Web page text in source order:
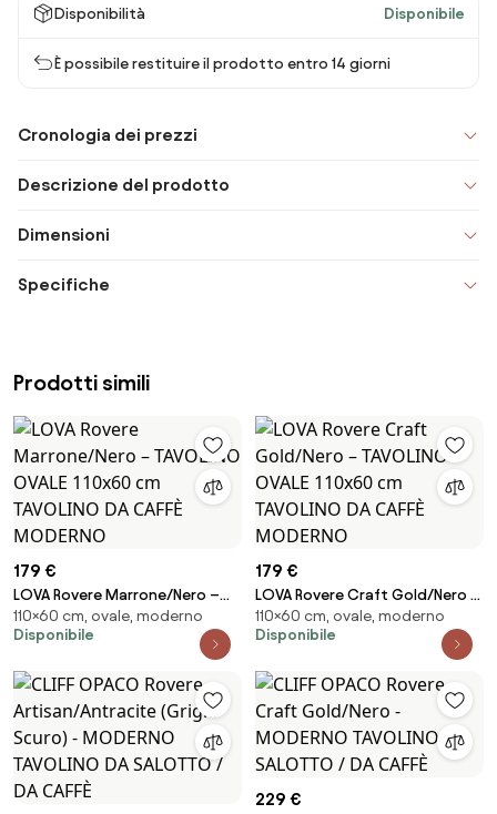
Disponibilità Disponibile
È possibile restituire il prodotto entro 14 giorni
Cronologia dei prezzi
Descrizione del prodotto
Dimensioni
Specifiche
Prodotti simili
179 €
LOVA Rovere Marrone/Nero –
TAVOLINO OVALE 110x60 cm
TAVOLINO DA CAFFÈ MODERNO
110×60 cm, ovale, moderno
Disponibile
179 €
LOVA Rovere Craft Gold/Nero –
TAVOLINO OVALE 110x60 cm
TAVOLINO DA CAFFÈ MODERNO
110×60 cm, ovale, moderno
Disponibile
229 €